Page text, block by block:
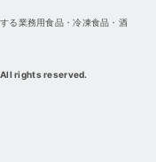
る業務用食品・冷凍食品・酒
rights reserved.